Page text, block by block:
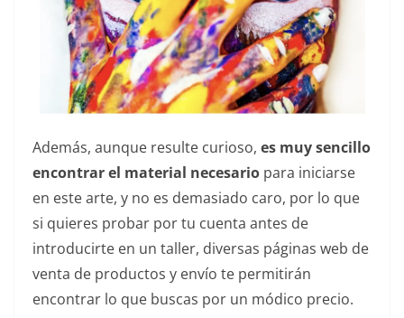
Además, aunque resulte curioso, es muy sencillo
encontrar el material necesario para iniciarse
en este arte, y no es demasiado caro, por lo que
si quieres probar por tu cuenta antes de
introducirte en un taller, diversas páginas web de
venta de productos y envío te permitirán
encontrar lo que buscas por un módico precio.